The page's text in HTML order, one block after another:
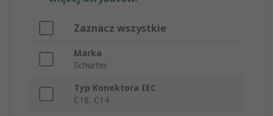
Zaznacz wszystkie
Marka
Schurter
Typ Konektora IEC
C18, C14